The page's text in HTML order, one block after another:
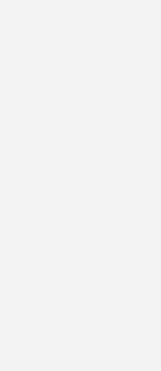
20 Jahren im
in den
sowie
war Thamm in
ist er bspw.
Gremien